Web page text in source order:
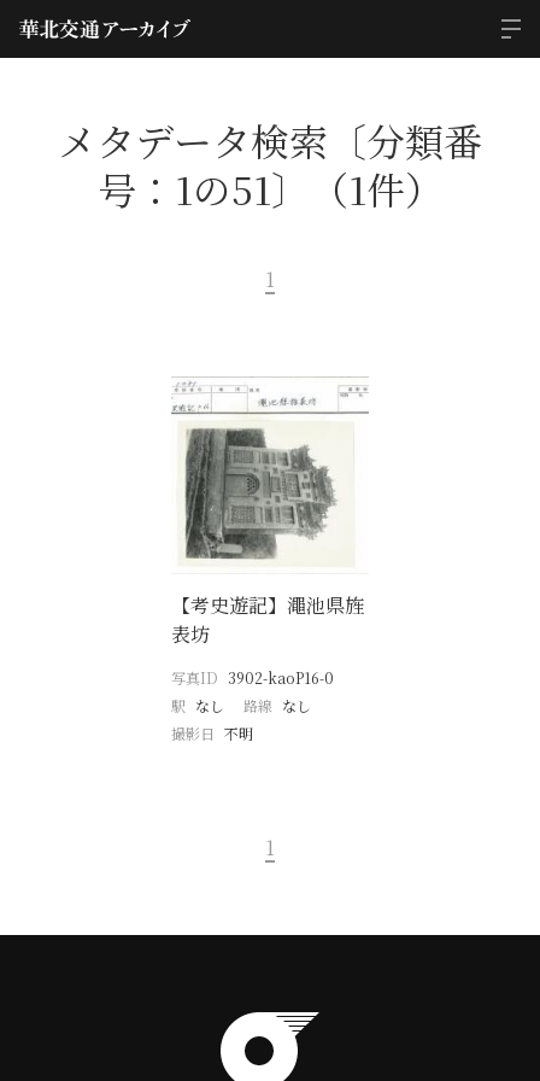
メタデータ検索〔分類番
号：1の51〕（1件）
1
【考史遊記】澠池県旌
表坊
写真ID 3902-kaoP16-0
駅 なし 路線 なし
撮影日
不明
1